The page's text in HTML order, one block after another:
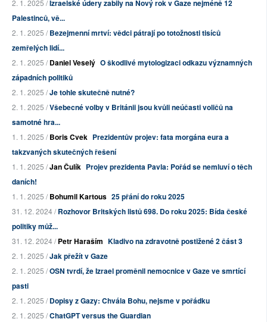
2. 1. 2025 /Izraelské údery zabily na Nový rok v Gaze nejméně 12
Palestinců, vě...
2. 1. 2025 /Bezejmenní mrtví: vědci pátrají po totožnosti tisíců
zemřelých lidí...
2. 1. 2025 /Daniel Veselý O škodlivé mytologizaci odkazu významných
západních politiků
2. 1. 2025 /Je tohle skutečně nutné?
2. 1. 2025 /Všebecné volby v Británii jsou kvůli neúčasti voličů na
samotné hra...
1. 1. 2025 /Boris Cvek Prezidentův projev: fata morgána eura a
takzvaných skutečných řešení
1. 1. 2025 /Jan Čulík Projev prezidenta Pavla: Pořád se nemluví o těch
daních!
1. 1. 2025 /Bohumil Kartous 25 přání do roku 2025
31. 12. 2024 /Rozhovor Britských listů 698. Do roku 2025: Bída české
politiky můž...
31. 12. 2024 /Petr Haraším Kladivo na zdravotně postižené 2 část 3
2. 1. 2025 /Jak přežít v Gaze
2. 1. 2025 /OSN tvrdí, že Izrael proměnil nemocnice v Gaze ve smrtící
pasti
2. 1. 2025 /Dopisy z Gazy: Chvála Bohu, nejsme v pořádku
2. 1. 2025 /ChatGPT versus the Guardian